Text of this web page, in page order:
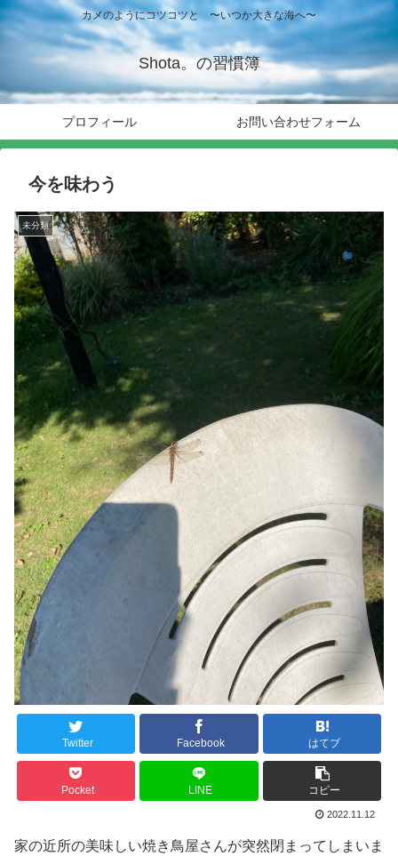
カメのようにコツコツと 〜いつか大きな海へ〜
Shota。の習慣簿
プロフィール お問い合わせフォーム
今を味わう
未分類
Twitter Facebook はてブ
Pocket LINE コピー
2022.11.12
家の近所の美味しい焼き鳥屋さんが突然閉まってしまいま